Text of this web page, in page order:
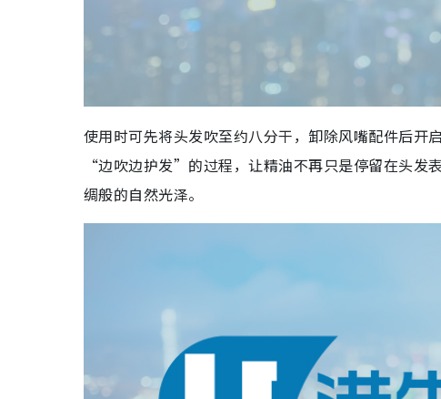
使用时可先将头发吹至约八分干，卸除风嘴配件后开
“边吹边护发”的过程，让精油不再只是停留在头发
绸般的自然光泽。